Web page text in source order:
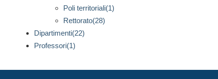
Poli territoriali(1)
Rettorato(28)
Dipartimenti(22)
Professori(1)